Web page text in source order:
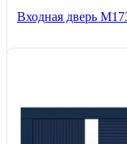
Входная дверь